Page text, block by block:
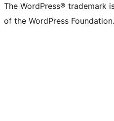
The WordPress® trademark
of the WordPress Foundation.